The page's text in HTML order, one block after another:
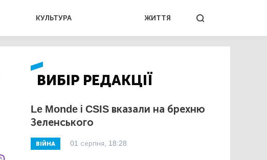
КУЛЬТУРА ЖИТТЯ
ВИБІР РЕДАКЦІЇ
Le Monde і CSIS вказали на брехню
Зеленського
ВІЙНА 01 серпня, 18:28